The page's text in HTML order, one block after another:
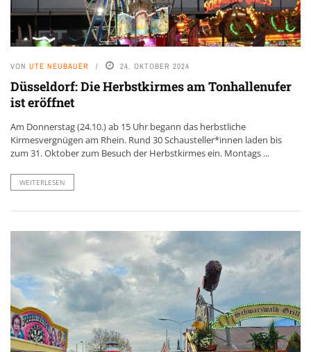
VON UTE NEUBAUER 24. OKTOBER 2024
Düsseldorf: Die Herbstkirmes am Tonhallenufer
ist eröffnet
Am Donnerstag (24.10.) ab 15 Uhr begann das herbstliche
Kirmesvergnügen am Rhein. Rund 30 Schausteller*innen laden bis
zum 31. Oktober zum Besuch der Herbstkirmes ein. Montags ...
WEITERLESEN